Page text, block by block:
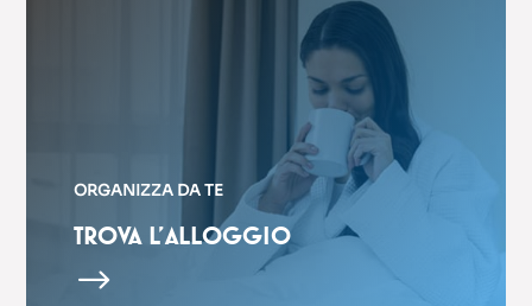
ORGANIZZA DA TE
TROVA L’ALLOGGIO
$